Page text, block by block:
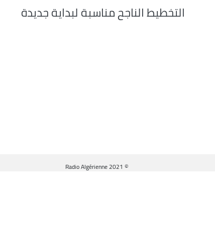
volume.التخطيط الناجح مناسبة لبداية جديدة
© Radio Algérienne 2021